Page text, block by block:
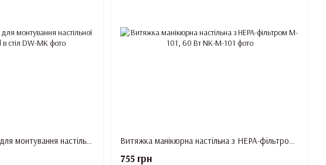
Монтажний комплект для монтування настільної витяжки Dustwell в стіл Витяжка манікюрна настільна з HEPA-фільтром M-101, 60 Вт
755 грн